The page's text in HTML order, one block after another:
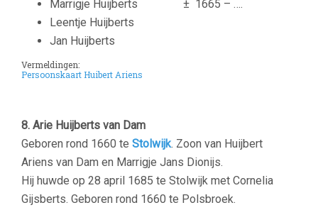
Marrigje Huijberts ± 1665 – ….
Leentje Huijberts
Jan Huijberts
Vermeldingen:
Persoonskaart Huibert Ariens
8. Arie Huijberts van Dam
Geboren rond 1660 te Stolwijk. Zoon van Huijbert
Ariens van Dam en Marrigje Jans Dionijs.
Hij huwde op 28 april 1685 te Stolwijk met Cornelia
Gijsberts. Geboren rond 1660 te Polsbroek.